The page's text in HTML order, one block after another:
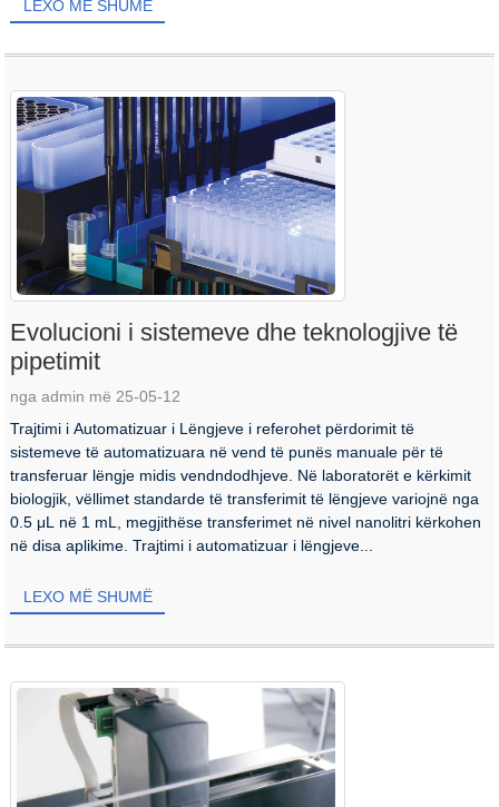
LEXO MË SHUMË
Evolucioni i sistemeve dhe teknologjive të
pipetimit
nga admin më 25-05-12
Trajtimi i Automatizuar i Lëngjeve i referohet përdorimit të
sistemeve të automatizuara në vend të punës manuale për të
transferuar lëngje midis vendndodhjeve. Në laboratorët e kërkimit
biologjik, vëllimet standarde të transferimit të lëngjeve variojnë nga
0.5 μL në 1 mL, megjithëse transferimet në nivel nanolitri kërkohen
në disa aplikime. Trajtimi i automatizuar i lëngjeve...
LEXO MË SHUMË